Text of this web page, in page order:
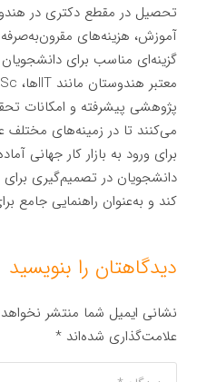
تحصیل در مقطع دکتری در
آموزش، هزینه‌های
گزینه‌ای مناسب برای
پژوهشی پیشرفته و امکانات
می‌کنند تا در زمینه‌های
برای ورود به بازار کار جهانی
دانشجویان در تصمیم‌گیری
کند و به‌عنوان راهنمایی جامع
دیدگاهتان را بنویسید
نشانی ایمیل شما منتشر
علامت‌گذاری شده‌اند*